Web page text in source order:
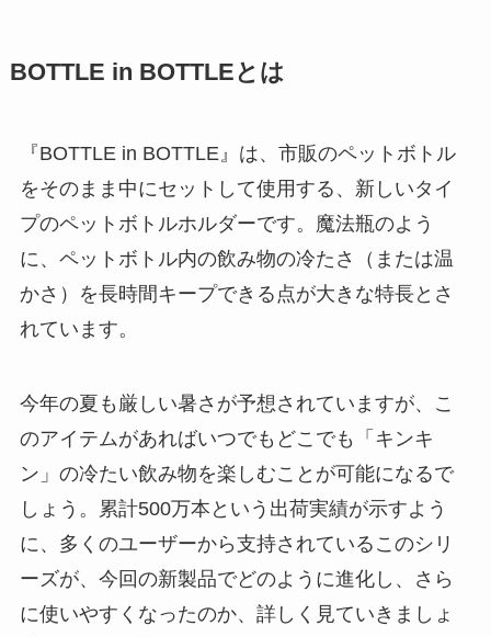
BOTTLE in BOTTLEとは
『BOTTLE in BOTTLE』は、市販のペットボトル
をそのまま中にセットして使用する、新しいタイ
プのペットボトルホルダーです。魔法瓶のよう
に、ペットボトル内の飲み物の冷たさ（または温
かさ）を長時間キープできる点が大きな特長とさ
れています。
今年の夏も厳しい暑さが予想されていますが、こ
のアイテムがあればいつでもどこでも「キンキ
ン」の冷たい飲み物を楽しむことが可能になるで
しょう。累計500万本という出荷実績が示すよう
に、多くのユーザーから支持されているこのシリ
ーズが、今回の新製品でどのように進化し、さら
に使いやすくなったのか、詳しく見ていきましょ